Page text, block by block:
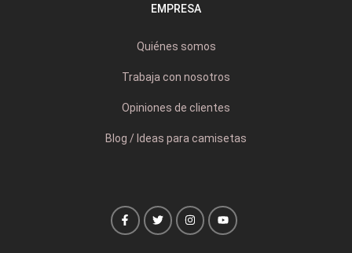
EMPRESA
Quiénes somos
Trabaja con nosotros
Opiniones de clientes
Blog / Ideas para camisetas